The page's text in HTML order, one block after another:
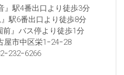
』駅4番出口より徒歩3分
駅6番出口より徒歩8分
』バス停より徒歩1分
屋市中区栄1ｰ24ｰ28
ｰ232ｰ6266